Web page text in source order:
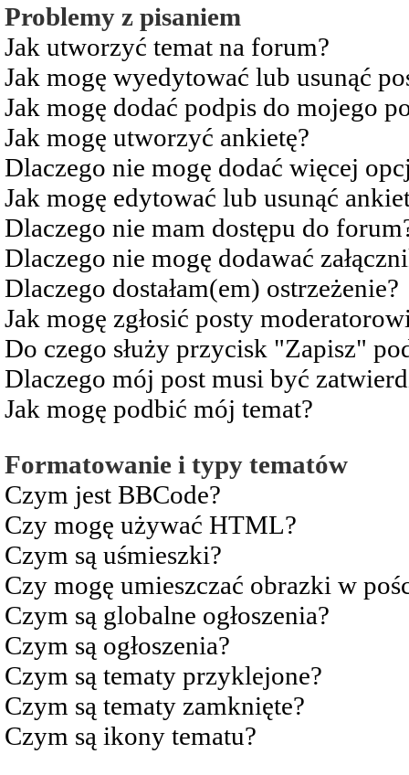
Problemy z pisaniem
Jak utworzyć temat na forum?
Jak mogę wyedytować lub usunąć
Jak mogę dodać podpis do mojego
Jak mogę utworzyć ankietę?
Dlaczego nie mogę dodać więcej
Jak mogę edytować lub usunąć
Dlaczego nie mam dostępu do
Dlaczego nie mogę dodawać
Dlaczego dostałam(em) ostrzeżenie?
Jak mogę zgłosić posty
Do czego służy przycisk "Zapisz"
Dlaczego mój post musi być
Jak mogę podbić mój temat?
Formatowanie i typy tematów
Czym jest BBCode?
Czy mogę używać HTML?
Czym są uśmieszki?
Czy mogę umieszczać obrazki w
Czym są globalne ogłoszenia?
Czym są ogłoszenia?
Czym są tematy przyklejone?
Czym są tematy zamknięte?
Czym są ikony tematu?